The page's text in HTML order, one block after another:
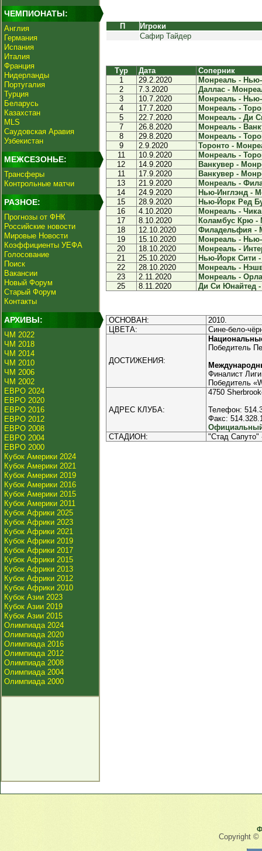
ЧЕМПИОНАТЫ:
Англия
Германия
Испания
Италия
Франция
Нидерланды
Португалия
Турция
Беларусь
Казахстан
MLS
Саудовская Аравия
Узбекистан
МЕЖСЕЗОНЬЕ:
Трансферы
Контрольные матчи
РАЗНОЕ:
Прогнозы от ФНК
Российские новости
Мировые Новости
Коэффициенты УЕФА
Голосование
Поиск
Вакансии
Новый Форум
Старый Форум
Контакты
АРХИВЫ:
ЧМ 2022
ЧМ 2018
ЧМ 2014
ЧМ 2010
ЧМ 2006
ЧМ 2002
ЕВРО 2024
ЕВРО 2020
ЕВРО 2016
ЕВРО 2012
ЕВРО 2008
ЕВРО 2004
ЕВРО 2000
Кубок Америки 2024
Кубок Америки 2021
Кубок Америки 2019
Кубок Америки 2016
Кубок Америки 2015
Кубок Америки 2011
Кубок Африки 2025
Кубок Африки 2023
Кубок Африки 2021
Кубок Африки 2019
Кубок Африки 2017
Кубок Африки 2015
Кубок Африки 2013
Кубок Африки 2012
Кубок Африки 2010
Кубок Азии 2023
Кубок Азии 2019
Кубок Азии 2015
Олимпиада 2024
Олимпиада 2020
Олимпиада 2016
Олимпиада 2012
Олимпиада 2008
Олимпиада 2004
Олимпиада 2000
П
Игроки
Сафир Тайдер
Тур Дата
Соперник
1
29.2.2020
Монреаль -
2
7.3.2020
Даллас -
3
10.7.2020
Монреаль -
4
17.7.2020
Монреаль -
5
22.7.2020
Монреаль - Ди
7
26.8.2020
Монреаль -
8
29.8.2020
Монреаль -
9
2.9.2020
Торонто -
11
10.9.2020
Монреаль -
12
14.9.2020
Ванкувер -
11
17.9.2020
Ванкувер -
13
21.9.2020
Монреаль -
14
24.9.2020
Нью-Инглэнд -
15
28.9.2020
Нью-Йорк Ред
16
4.10.2020
Монреаль -
17
8.10.2020
Коламбус Крю -
18
12.10.2020
Филадельфия -
19
15.10.2020
Монреаль -
20
18.10.2020
Монреаль -
21
25.10.2020
Нью-Йорк Сити
22
28.10.2020
Монреаль -
23
2.11.2020
Монреаль -
25
8.11.2020 Ди Си Юнайтед
ОСНОВАН:
2010.
ЦВЕТА:
Сине-бело-
ДОСТИЖЕНИЯ:
Победитель
Финалист
Победитель
АДРЕС КЛУБА:
4750
Телефон:
Факс:
Официальный
СТАДИОН:
"Стад Сапуто"
Copyright ©